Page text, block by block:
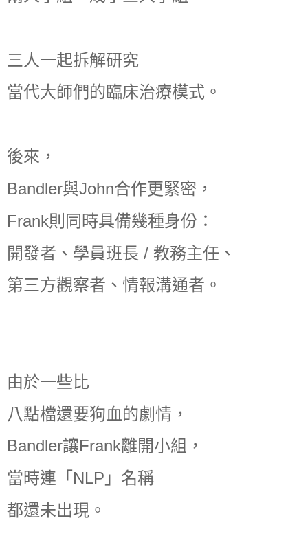
三人一起拆解研究
當代大師們的臨床治療模式。
後來，
Bandler與John合作更緊密，
Frank則同時具備幾種身份：
開發者、學員班長 / 教務主任、
第三方觀察者、情報溝通者。
由於一些比
八點檔還要狗血的劇情，
Bandler讓Frank離開小組，
當時連「NLP」名稱
都還未出現。